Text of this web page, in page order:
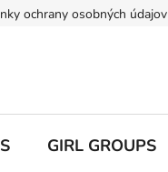
ochrany osobných údajov
GIRL GROUPS